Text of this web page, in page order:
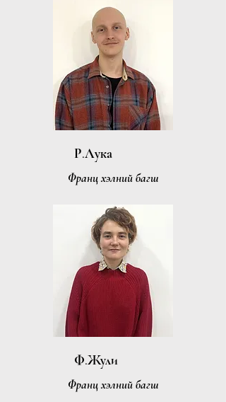
Р.Лука
Франц хэлний багш
Ф.Жули
Франц хэлний багш